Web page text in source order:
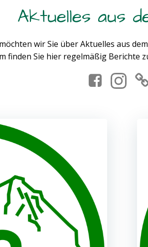
Aktuelles aus
wir Sie über Aktuelles aus
finden Sie hier regelmäßig Berichte